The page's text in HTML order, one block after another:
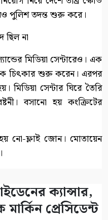
পুলিশ তদন্ত শুরু করে।
ছিল না
মিডিয়া সেন্টারেও। এক
চিৎকার শুরু করেন। এরপর
মিডিয়া সেন্টার ঘিরে তৈরি
বসানো হয় কংক্রিটের
নো-ফ্লাই জোন। মোতায়েন
ক্যান্সার,
প্রেসিডেন্ট